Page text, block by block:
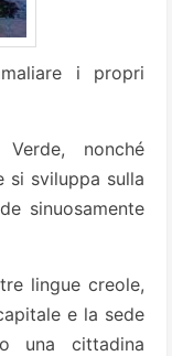
i propri
nonché
si sviluppa sulla
sinuosamente
lingue creole,
e la sede
una cittadina